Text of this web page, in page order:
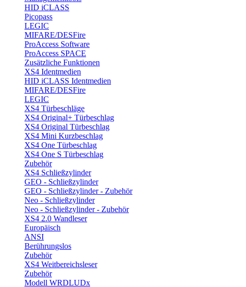
HID iCLASS
Picopass
LEGIC
MIFARE/DESFire
ProAccess Software
ProAccess SPACE
Zusätzliche Funktionen
XS4 Identmedien
HID iCLASS Identmedien
MIFARE/DESFire
LEGIC
XS4 Türbeschläge
XS4 Original+ Türbeschlag
XS4 Original Türbeschlag
XS4 Mini Kurzbeschlag
XS4 One Türbeschlag
XS4 One S Türbeschlag
Zubehör
XS4 Schließzylinder
GEO - Schließzylinder
GEO - Schließzylinder - Zubehör
Neo - Schließzylinder
Neo - Schließzylinder - Zubehör
XS4 2.0 Wandleser
Europäisch
ANSI
Berührungslos
Zubehör
XS4 Weitbereichsleser
Zubehör
Modell WRDLUDx